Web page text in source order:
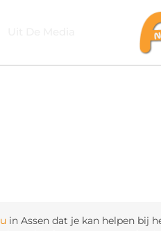
in Assen dat je kan helpen bij